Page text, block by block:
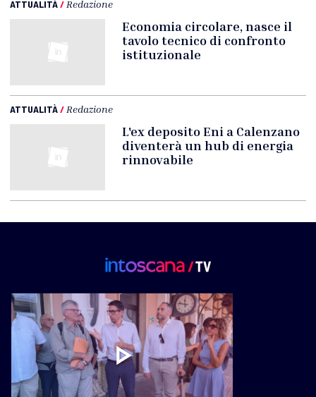
ATTUALITÀ/ Redazione
Economia circolare, nasce il
tavolo tecnico di confronto
istituzionale
ATTUALITÀ/ Redazione
L'ex deposito Eni a Calenzano
diventerà un hub di energia
rinnovabile